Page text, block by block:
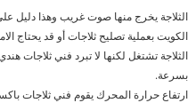
الثلاجة يخرج منها صوت غريب وهذا دليل
الكويت بعملية تصليح ثلاجات أو قد يحتاج
الثلاجة تشتغل لكنها لا تبرد فني ثلاجات
بسرعة.
ارتفاع حرارة المحرك يقوم فني ثلاجات